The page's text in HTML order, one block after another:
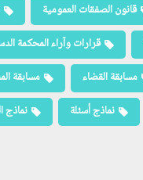
قانون الصفقات العمومية
قرارات وآراء المحكمة
مسابقة القضاء مسابقة
نماذج أسئلة نماذج